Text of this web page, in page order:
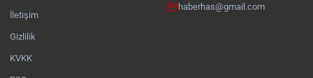
İletişim
Gizlilik
KVKK
haberhas@gmail.com